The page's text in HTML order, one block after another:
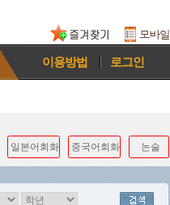
이용방법 로그인
일본어회화 중국어회화 논술